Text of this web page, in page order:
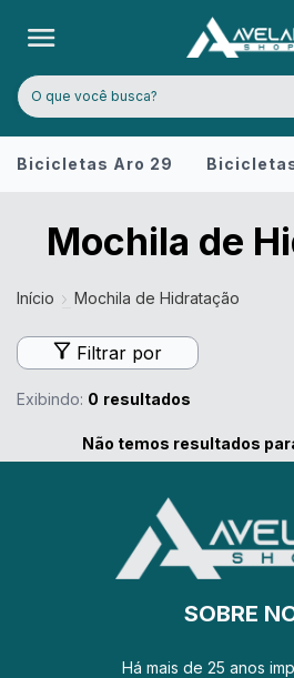
Bicicletas Aro 29
Mochila de
Início Mochila de Hidratação
Filtrar por
Exibindo: 0 resultados
Não temos resultados
SOBRE
Há mais de 25 anos